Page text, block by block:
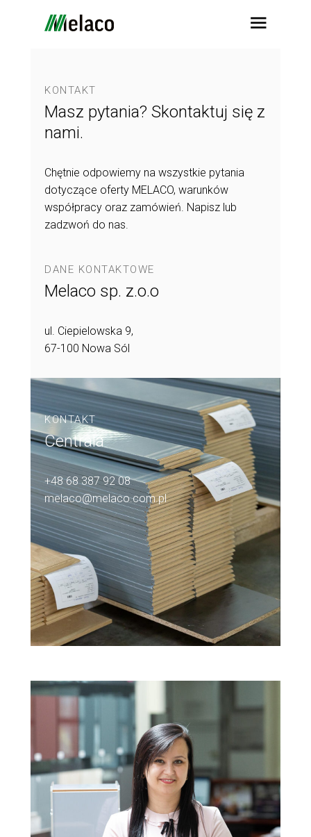
KONTAKT
Masz pytania? Skontaktuj się z
nami.
Chętnie odpowiemy na wszystkie pytania
dotyczące oferty MELACO, warunków
współpracy oraz zamówień. Napisz lub
zadzwoń do nas.
DANE KONTAKTOWE
Melaco sp. z.o.o
ul. Ciepielowska 9,
67-100 Nowa Sól
KONTAKT
Centrala
+48 68 387 92 08
melaco@melaco.com.pl